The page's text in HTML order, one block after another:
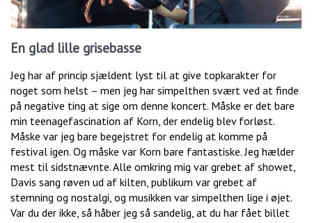
En glad lille grisebasse
Jeg har af princip sjældent lyst til at give topkarakter for
noget som helst – men jeg har simpelthen svært ved at finde
på negative ting at sige om denne koncert. Måske er det bare
min teenagefascination af Korn, der endelig blev forløst.
Måske var jeg bare begejstret for endelig at komme på
festival igen. Og måske var Korn bare fantastiske. Jeg hælder
mest til sidstnævnte. Alle omkring mig var grebet af showet,
Davis sang røven ud af kilten, publikum var grebet af
stemning og nostalgi, og musikken var simpelthen lige i øjet.
Var du der ikke, så håber jeg så sandelig, at du har fået billet